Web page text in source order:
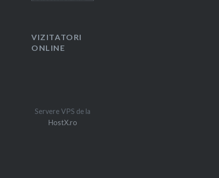
VIZITATORI
ONLINE
Servere VPS de la
HostX.ro